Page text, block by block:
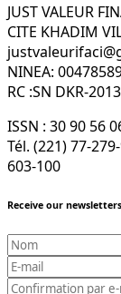
JUST VALEUR
CITE KHADIM
NINEA:
RC :SN DKR-
ISSN : 30 90 56
Tél. (221) 77-
603-100
Receive our newsletters